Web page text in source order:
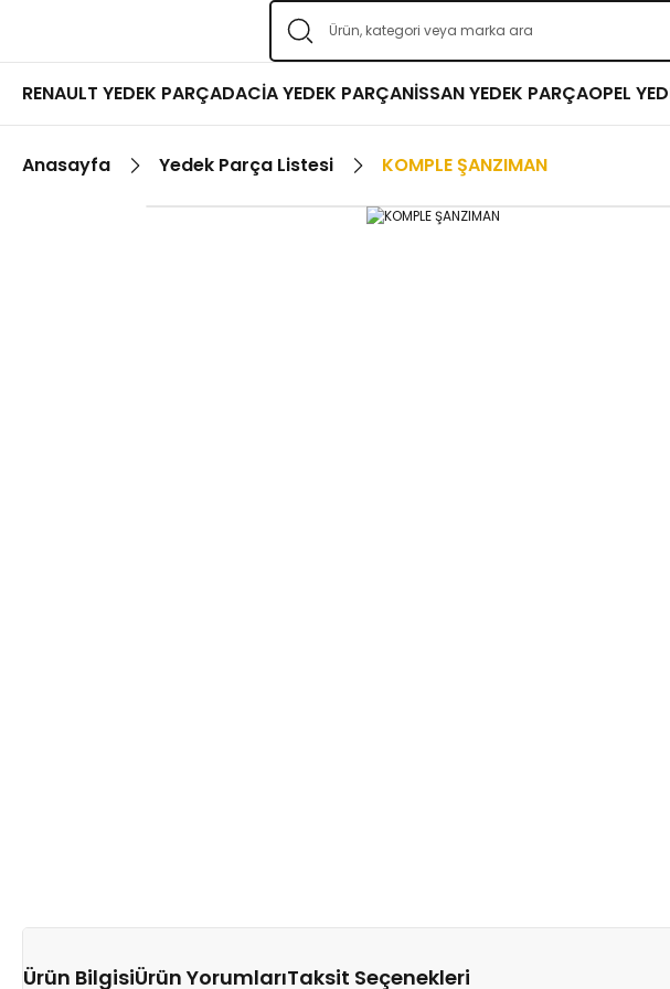
RENAULT YEDEK PARÇADACİA YEDEK PARÇANİSSAN YEDEK PARÇAOPEL
Anasayfa Yedek Parça Listesi KOMPLE ŞANZIMAN
Ürün BilgisiÜrün YorumlarıTaksit Seçenekleri